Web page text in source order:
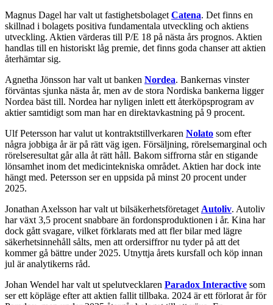
Magnus Dagel har valt ut fastighetsbolaget Catena. Det finns en
skillnad i bolagets positiva fundamentala utveckling och aktiens
utveckling. Aktien värderas till P/E 18 på nästa års prognos. Aktien
handlas till en historiskt låg premie, det finns goda chanser att aktien
återhämtar sig.
Agnetha Jönsson har valt ut banken Nordea. Bankernas vinster
förväntas sjunka nästa år, men av de stora Nordiska bankerna ligger
Nordea bäst till. Nordea har nyligen inlett ett återköpsprogram av
aktier samtidigt som man har en direktavkastning på 9 procent.
Ulf Petersson har valut ut kontraktstillverkaren Nolato som efter
några jobbiga år är på rätt väg igen. Försäljning, rörelsemarginal och
rörelseresultat går alla åt rätt håll. Bakom siffrorna står en stigande
lönsamhet inom det medicintekniska området. Aktien har dock inte
hängt med. Petersson ser en uppsida på minst 20 procent under
2025.
Jonathan Axelsson har valt ut bilsäkerhetsföretaget Autoliv. Autoliv
har växt 3,5 procent snabbare än fordonsproduktionen i år. Kina har
dock gått svagare, vilket förklarats med att fler bilar med lägre
säkerhetsinnehåll sålts, men att ordersiffror nu tyder på att det
kommer gå bättre under 2025. Utnyttja årets kursfall och köp innan
jul är analytikerns råd.
Johan Wendel har valt ut spelutvecklaren Paradox Interactive som
ser ett köpläge efter att aktien fallit tillbaka. 2024 är ett förlorat år för